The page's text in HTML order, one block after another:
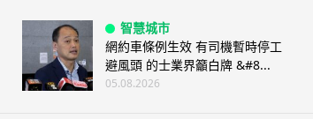
智慧城市
網約車條例生效 有司機暫時停工
避風頭 的士業界籲白牌 &#8...
05.08.2026